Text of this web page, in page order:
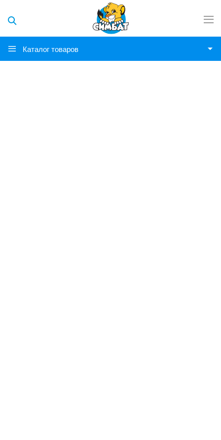
Каталог товаров